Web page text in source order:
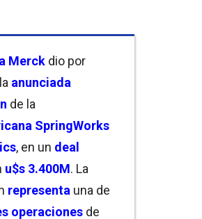
Merck dio por
la anunciada
de la
SpringWorks
, en un deal
u$s 3.400M. La
representa una de
operaciones de